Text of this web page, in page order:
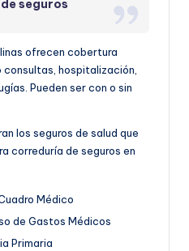
seguros
ofrecen cobertura
hospitalización,
Pueden ser con o sin
los seguros de salud que
correduría de seguros en
Médico
de Gastos Médicos
Primaria